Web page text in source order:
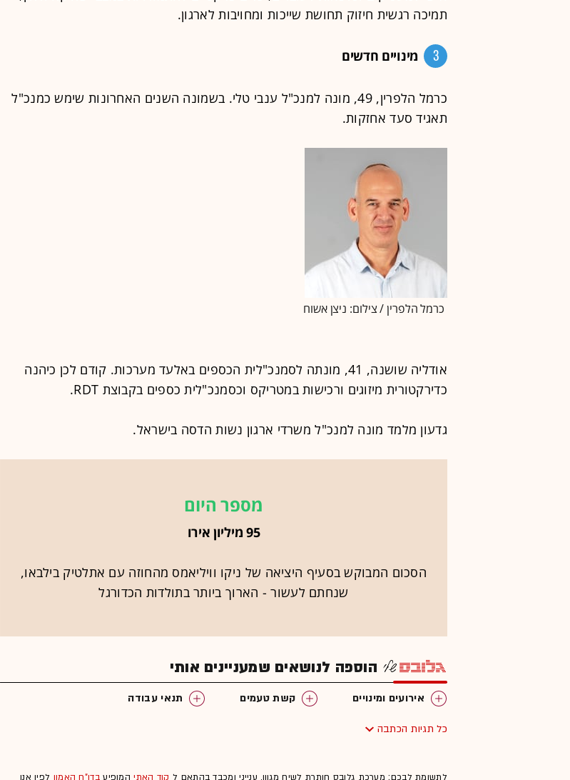
תמיכה רגשית חיזוק תחושת שייכות ומחויבות לארגון.
3 מינויים חדשים
כרמל הלפרין, 49, מונה למנכ"ל ענבי טלי. בשמונה השנים האחרונות שימש כמנכ"ל
תאגיד סעד אחזקות.
כרמל הלפרין / צילום: ניצן אשוח
אודליה שושנה, 41, מונתה לסמנכ"לית הכספים באלעד מערכות. קודם לכן כיהנה
כדירקטורית מיזוגים ורכישות במטריקס וכסמנכ"לית כספים בקבוצת RDT.
גדעון מלמד מונה למנכ"ל משרדי ארגון נשות הדסה בישראל.
מספר היום
95 מיליון אירו
הסכום המבוקש בסעיף היציאה של ניקו וויליאמס מהחוזה עם אתלטיק בילבאו,
שנחתם לעשור - הארוך ביותר בתולדות הכדורגל
הוספה לנושאים שמעניינים אותי
אירועים ומינויים קשת טעמים תנאי עבודה
כל תגיות הכתבה
לתשומת לבכם: מערכת גלובס חותרת לשיח מגוון, ענייני ומכבד בהתאם ל קוד האתיהמופיעבדו"ח האמון לפיו אנו